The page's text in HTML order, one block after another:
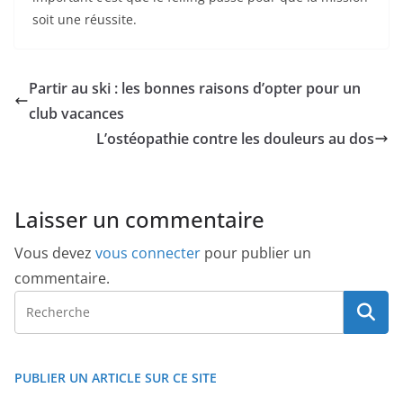
soit une réussite.
Partir au ski : les bonnes raisons d’opter pour un
club vacances
L’ostéopathie contre les douleurs au dos
Laisser un commentaire
Vous devez vous connecter pour publier un
commentaire.
PUBLIER UN ARTICLE SUR CE SITE